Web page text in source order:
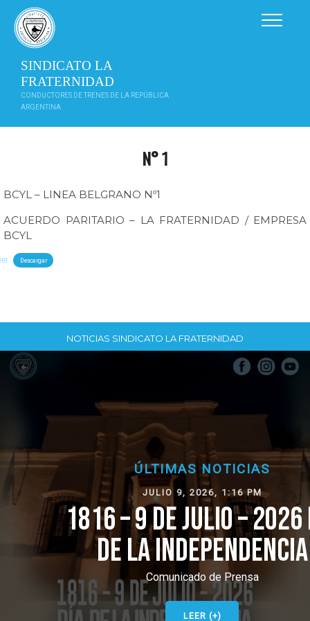
contenido
SINDICATO LA
FRATERNIDAD
CONDUCTORES DE TRENES DE LA REPÚBLICA
ARGENTINA
N° 1
BCYL – LINEA BELGRANO Nº1
ACUERDO PARITARIO – LA FRATERNIDAD / EMPRESA
BCYL
Descargar
NOTICIAS SINDICATO LA FRATERNIDAD
ÚLTIMAS NOTICIAS
JULIO 9, 2026, 1:16 PM
1816 – 9 DE JULIO – 2026 DÍA
DE LA INDEPENDENCIA
Comunicado de Prensa
LEER (+)